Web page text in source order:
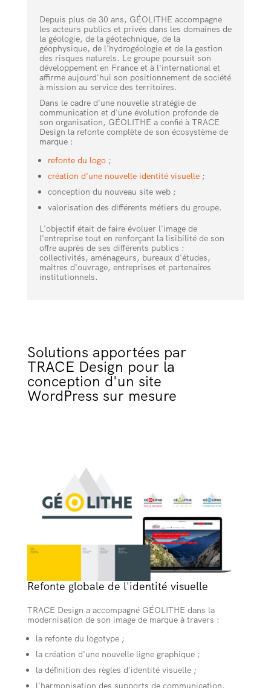
Depuis plus de 30 ans, GÉOLITHE accompagne
les acteurs publics et privés dans les domaines de
la géologie, de la géotechnique, de la
géophysique, de l'hydrogéologie et de la gestion
des risques naturels. Le groupe poursuit son
développement en France et à l'international et
affirme aujourd'hui son positionnement de société
à mission au service des territoires.
Dans le cadre d'une nouvelle stratégie de
communication et d'une évolution profonde de
son organisation, GÉOLITHE a confié à TRACE
Design la refonte complète de son écosystème de
marque :
refonte du logo;
création d'une nouvelle identité visuelle;
conception du nouveau site web ;
valorisation des différents métiers du groupe.
L'objectif était de faire évoluer l'image de
l'entreprise tout en renforçant la lisibilité de son
offre auprès de ses différents publics :
collectivités, aménageurs, bureaux d'études,
maîtres d'ouvrage, entreprises et partenaires
institutionnels.
Solutions apportées par
TRACE Design pour la
conception d'un site
WordPress sur mesure
Refonte globale de l'identité visuelle
TRACE Design a accompagné GÉOLITHE dans la
modernisation de son image de marque à travers :
la refonte du logotype ;
la création d'une nouvelle ligne graphique ;
la définition des règles d'identité visuelle ;
l'harmonisation des supports de communication.